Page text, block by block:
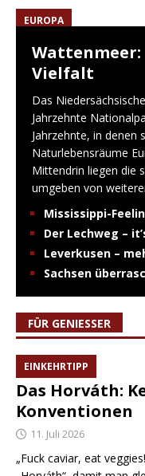
EUROPA
Vielfalt
Das
Jahrzehnte
Jahrzehnte, in denen
Naturlebensräume
Mittendrin liegen die
umgeben von
Mississippi-
Der Lechweg –
Leverkusen –
Sachsen
FÜR GENIESSER
EINKEHRTIPP
Das Horváth:
Konventionen
11. Juli 2026
„Fuck caviar, eat